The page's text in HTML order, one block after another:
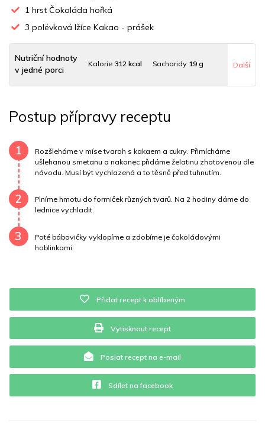
1 hrst Čokoláda hořká
3 polévková lžíce Kakao - prášek
Nutriční hodnoty
v jedné porci
Kalorie 312 kcal Sacharidy 19 g
Uhlovodany16 g Cholesterol46.5 mg
Draslík 84.9 mg Vláknina 2826.7 mg
Vitamín A2826.7 mg Vitamín B60 mg
Vitamín B120 mg Vitamín C0 mg Vitamín E 0 mg
Další
Postup přípravy receptu
1
Rozšleháme v míse tvaroh s kakaem a cukry. Přimícháme
ušlehanou smetanu a nakonec přidáme želatinu zhotovenou dle
návodu. Musí být vychlazená a to těsně před tuhnutím.
2
Plníme hmotu do formiček různých tvarů. Na 2 hodiny dáme do
lednice vychladit.
3
Poté bábovičky vyklopíme a zdobíme je čokoládovými
hoblinkami.
Přidat recept k oblíbeným
Vytisknout recept
Poslat recept na e-mail
Sdílet na facebook